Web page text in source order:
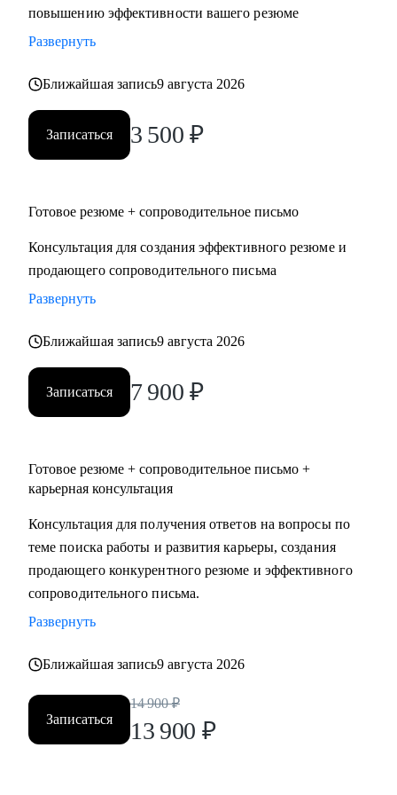
повышению эффективности вашего резюме
Развернуть
Ближайшая запись9 августа 2026
Записаться 3 500 ₽
Готовое резюме + сопроводительное письмо
Консультация для создания эффективного резюме и
продающего сопроводительного письма
Развернуть
Ближайшая запись9 августа 2026
Записаться 7 900 ₽
Готовое резюме + сопроводительное письмо +
карьерная консультация
Консультация для получения ответов на вопросы по
теме поиска работы и развития карьеры, создания
продающего конкурентного резюме и эффективного
сопроводительного письма.
Развернуть
Ближайшая запись9 августа 2026
Записаться
14 900 ₽
13 900 ₽